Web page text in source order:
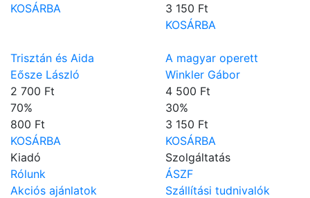
KOSÁRBA
3 150 Ft
KOSÁRBA
Trisztán és Aida
Eősze László
2 700 Ft
70%
800 Ft
KOSÁRBA
A magyar operett
Winkler Gábor
4 500 Ft
30%
3 150 Ft
KOSÁRBA
Kiadó
Rólunk
Akciós ajánlatok
Szolgáltatás
ÁSZF
Szállítási tudnivalók